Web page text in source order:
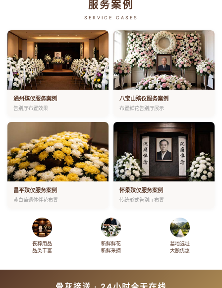
服务案例
SERVICE CASES
通州殡仪服务案例
告别厅布置效果
八宝山殡仪服务案例
布置鲜花告别厅展示
昌平殡仪服务案例
黄白菊遗体伴花布置
怀柔殡仪服务案例
传统形式告别厅布置
丧葬用品
品类丰富
新鲜鲜花
新鲜采摘
墓地选址
大额优惠